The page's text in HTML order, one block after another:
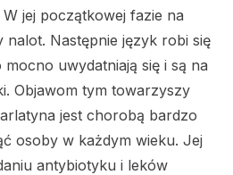
W jej początkowej fazie na
nalot. Następnie język robi się
uwydatniają się i są na
Objawom tym towarzyszy
jest chorobą bardzo
osoby w każdym wieku. Jej
antybiotyku i leków